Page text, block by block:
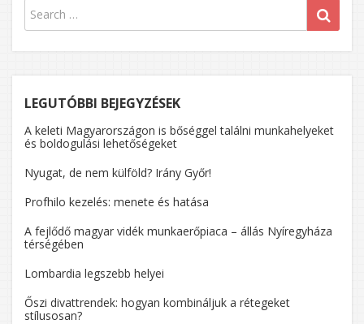
LEGUTÓBBI BEJEGYZÉSEK
A keleti Magyarországon is bőséggel találni munkahelyeket
és boldogulási lehetőségeket
Nyugat, de nem külföld? Irány Győr!
Profhilo kezelés: menete és hatása
A fejlődő magyar vidék munkaerőpiaca – állás Nyíregyháza
térségében
Lombardia legszebb helyei
Őszi divattrendek: hogyan kombináljuk a rétegeket
stílusosan?